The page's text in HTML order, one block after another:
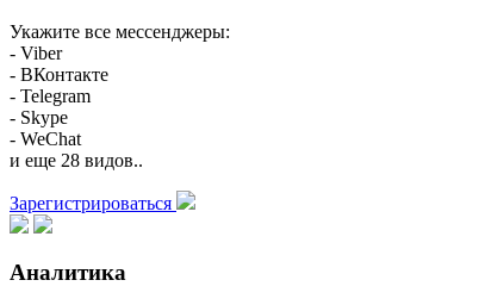
Укажите все мессенджеры:
- Viber
- ВКонтакте
- Telegram
- Skype
- WeChat
и еще 28 видов..
Зарегистрироваться
Аналитика